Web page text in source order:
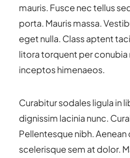
mauris. Fusce nec tellus
porta. Mauris massa.
eget nulla. Class aptent
litora torquent per conubia
inceptos himenaeos.
Curabitur sodales ligula in
dignissim lacinia nunc.
Pellentesque nibh. Aenean
scelerisque sem at dolor.